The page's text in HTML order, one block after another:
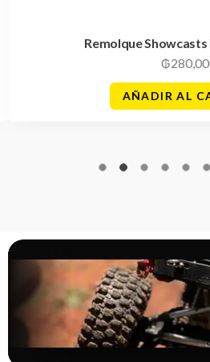
Remolque Showcasts
₲280,000
AÑADIR AL